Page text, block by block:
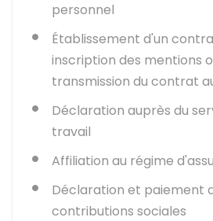
personnel
Établissement d'un
inscription des mentions
transmission du contrat
Déclaration auprès du
travail
Affiliation au régime
Déclaration et paiement
contributions sociales